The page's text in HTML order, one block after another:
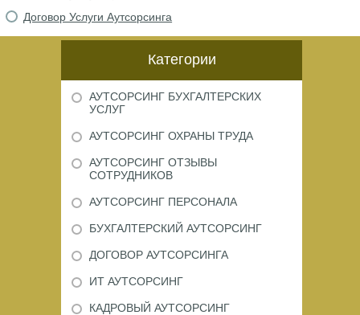
Договор Услуги Аутсорсинга
Категории
АУТСОРСИНГ БУХГАЛТЕРСКИХ
УСЛУГ
АУТСОРСИНГ ОХРАНЫ ТРУДА
АУТСОРСИНГ ОТЗЫВЫ
СОТРУДНИКОВ
АУТСОРСИНГ ПЕРСОНАЛА
БУХГАЛТЕРСКИЙ АУТСОРСИНГ
ДОГОВОР АУТСОРСИНГА
ИТ АУТСОРСИНГ
КАДРОВЫЙ АУТСОРСИНГ